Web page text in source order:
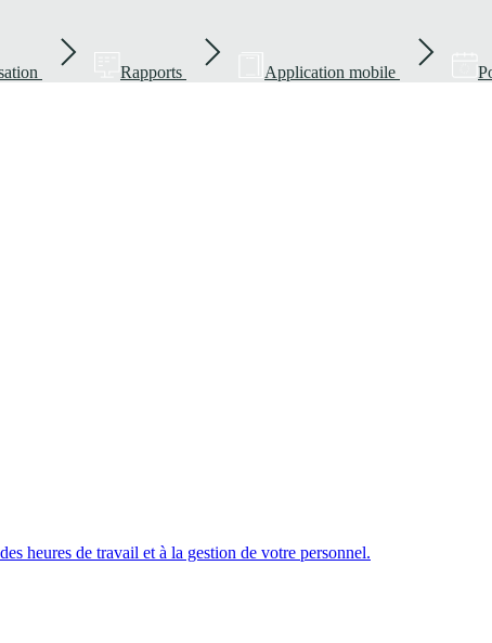
Rapports Application mobile
heures de travail et à la gestion de votre personnel.